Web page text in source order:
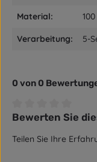
Material:
Verarbeitung: 5-
0 von 0
Durchschnittliche
Bewerten Sie
Teilen Sie Ihre